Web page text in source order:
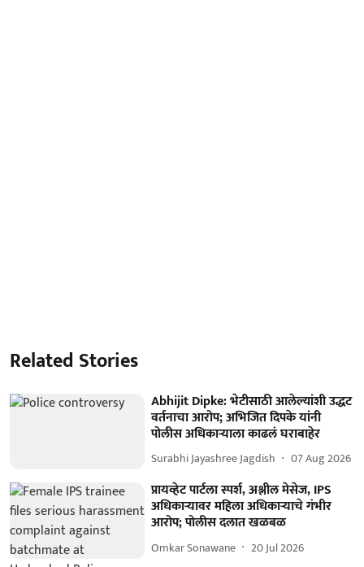
Related Stories
Abhijit Dipke: भेटीसाठी आलेल्यांशी उद्धट
वर्तनाचा आरोप; अभिजित दिपके यांनी
पोलीस अधिकाऱ्याला काढलं घराबाहेर
Surabhi Jayashree Jagdish 07 Aug 2026
प्रायव्हेट पार्टला स्पर्श, अश्लील मेसेज, IPS
अधिकाऱ्यावर महिला अधिकाऱ्याचे गंभीर
आरोप; पोलीस दलात खळबळ
Omkar Sonawane 20 Jul 2026